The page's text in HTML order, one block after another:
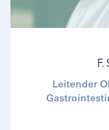
Leitender